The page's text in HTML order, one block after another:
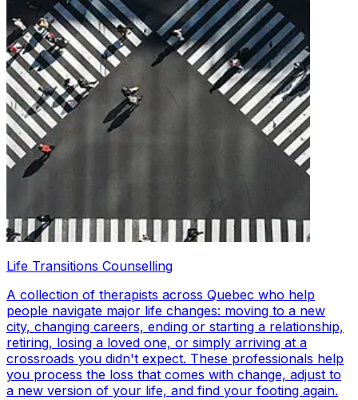
Life Transitions Counselling
A collection of therapists across Quebec who help
people navigate major life changes: moving to a new
city, changing careers, ending or starting a relationship,
retiring, losing a loved one, or simply arriving at a
crossroads you didn't expect. These professionals help
you process the loss that comes with change, adjust to
a new version of your life, and find your footing again.